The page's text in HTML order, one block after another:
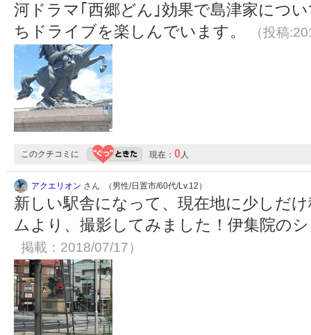
河ドラマ｢西郷どん｣効果で島津家につ
ちドライブを楽しんでいます。
（投稿
このクチコミに 現在： 0人
アクエリオン さん （男性/日置市/60代/Lv.12）
新しい駅舎になって、現在地に少しだ
ムより、撮影してみました！伊集院の
掲載：2018/07/17）